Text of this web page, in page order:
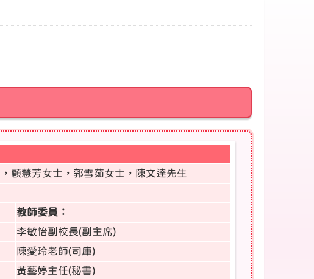
顧慧芳女士，郭雪茹女士，陳文達先生
教師委員：
李敏怡副校長(副主席)
陳愛玲老師(司庫)
黃藝婷主任(秘書)